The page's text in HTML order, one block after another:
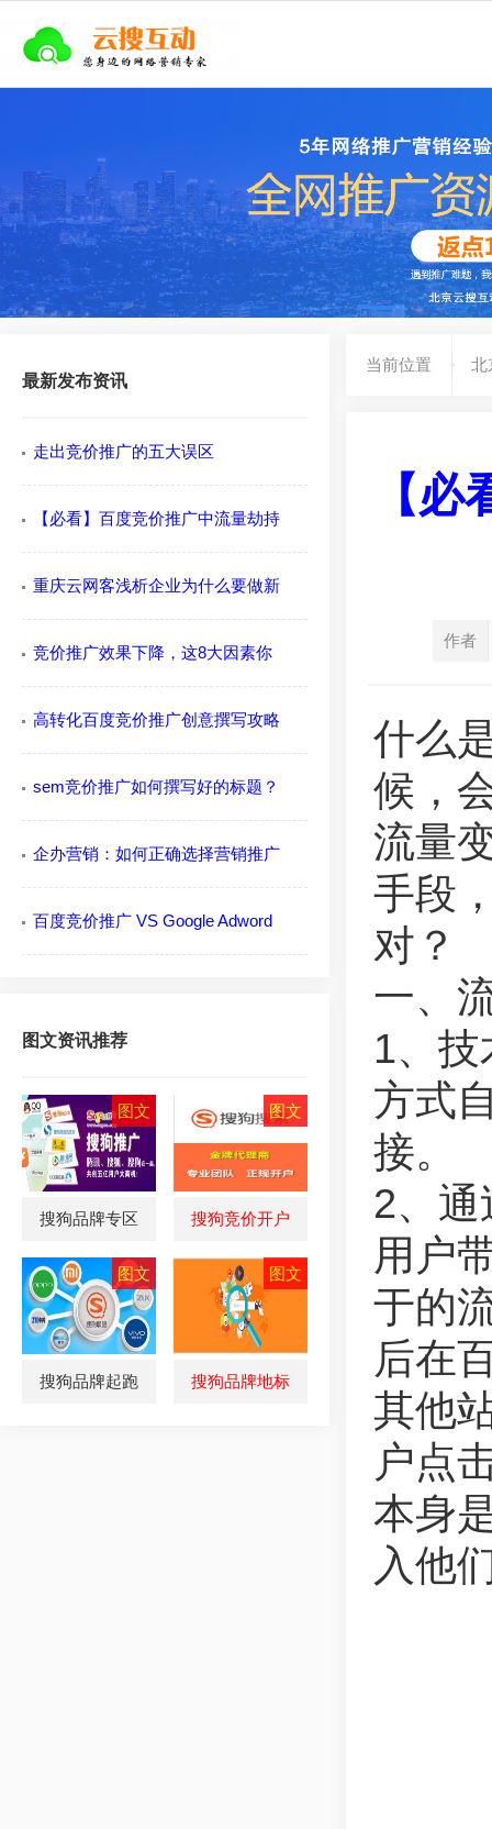
最新发布资讯
走出竞价推广的五大误区
【必看】百度竞价推广中流量劫持
重庆云网客浅析企业为什么要做新
竞价推广效果下降，这8大因素你
高转化百度竞价推广创意撰写攻略
sem竞价推广如何撰写好的标题？
企办营销：如何正确选择营销推广
百度竞价推广 VS Google Adword
图文资讯推荐
搜狗品牌专区 搜狗竞价开户
搜狗品牌起跑 搜狗品牌地标
当前位置 北
【
作者
什么
候，
流量
手段
对？
一、
1、
方式
接。
2、
用户
于的
后在
其他
户点
本身
入他